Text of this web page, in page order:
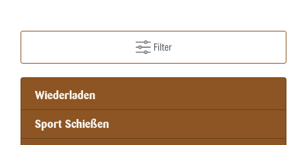
Filter
Wiederladen
Sport Schießen